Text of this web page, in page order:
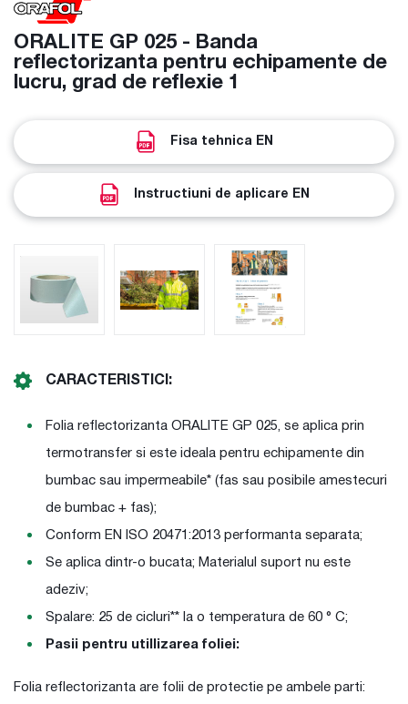
ORALITE GP 025 - Banda
reflectorizanta pentru echipamente de
lucru, grad de reflexie 1
Fisa tehnica EN
Instructiuni de aplicare EN
CARACTERISTICI:
Folia reflectorizanta ORALITE GP 025, se aplica prin
termotransfer si este ideala pentru echipamente din
bumbac sau impermeabile* (fas sau posibile amestecuri
de bumbac + fas);
Conform EN ISO 20471:2013 performanta separata;
Se aplica dintr-o bucata; Materialul suport nu este
adeziv;
Spalare: 25 de cicluri** la o temperatura de 60 ° C;
Pasii pentru utillizarea foliei:
Folia reflectorizanta are folii de protectie pe ambele parti: